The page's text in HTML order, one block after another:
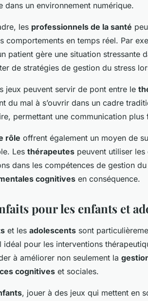
dans un environnement numérique.
les professionnels de la santé
comportements en temps réel. Par
patient gère une situation stressante
de stratégies de gestion du stress
jeux peuvent servir de pont entre le
du mal à s’ouvrir dans un cadre
permettant une communication
rôle offrent également un moyen de
Les thérapeutes peuvent utiliser
dans les compétences de gestion
cognitives en conséquence.
pour les enfants et
et les adolescents sont
idéal pour les interventions
à améliorer non seulement la
cognitives et sociales.
, jouer à des jeux qui mettent en